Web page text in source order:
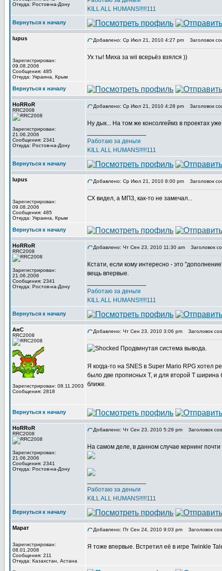
Откуда: Ростов-на-Дону
KILL ALL HUMANS!!!!!111
Вернуться к началу
lupus
Зарегистрирован:
09.08.2006
Сообщения: 485
Откуда: Украина, Крым
Добавлено: Ср Июл 21, 2010 4:27 pm Заголовок
Ух ты! Миха за wii всерьёз взялся ))
Вернуться к началу
HoRRoR
RRC2008
Зарегистрирован:
21.06.2006
Сообщения: 2341
Откуда: Ростов-на-Дону
Добавлено: Ср Июл 21, 2010 4:28 pm Заголовок
Ну дык... На том же консолгеймз в проектах
Работаю за деньги
KILL ALL HUMANS!!!!!111
Вернуться к началу
lupus
Зарегистрирован:
09.08.2006
Сообщения: 485
Откуда: Украина, Крым
Добавлено: Ср Июл 21, 2010 8:00 pm Заголовок
СХ видел, а МП3, как-то не замечал...
Вернуться к началу
HoRRoR
RRC2008
Зарегистрирован:
21.06.2006
Сообщения: 2341
Откуда: Ростов-на-Дону
Добавлено: Чт Сен 23, 2010 11:30 am Заголовок
Кстати, если кому интересно - это
вещь впервые.
Работаю за деньги
KILL ALL HUMANS!!!!!111
Вернуться к началу
АнС
RRC2008
Зарегистрирован: 08.11.2003
Сообщения: 2818
Добавлено: Чт Сен 23, 2010 3:06 pm Заголовок
Продвинутая система вывода.
Я когда-то на SNES в Super Mario RPG хотел
было две прописных Т, и для второй Т ширина
ближе.
Вернуться к началу
HoRRoR
RRC2008
Зарегистрирован:
21.06.2006
Сообщения: 2341
Откуда: Ростов-на-Дону
Добавлено: Чт Сен 23, 2010 5:29 pm Заголовок
На самом деле, в данном случае кернинг
Работаю за деньги
KILL ALL HUMANS!!!!!111
Вернуться к началу
Марат
Зарегистрирован:
08.01.2008
Сообщения: 211
Откуда: Казахстан, Астана
Добавлено: Пт Сен 24, 2010 9:03 pm Заголовок
Я тоже впервые. Встретил её в игре Twinkle